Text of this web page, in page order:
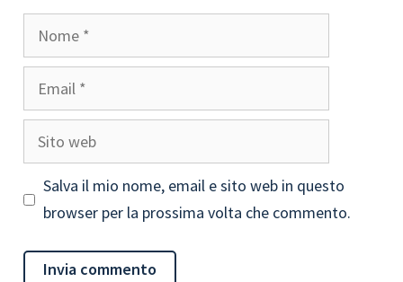
Nome
Email
Sito
web
Salva il mio nome, email e sito web in questo
browser per la prossima volta che commento.